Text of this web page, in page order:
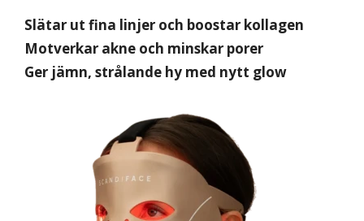
Slätar ut fina linjer och boostar kollagen
Motverkar akne och minskar porer
Ger jämn, strålande hy med nytt glow